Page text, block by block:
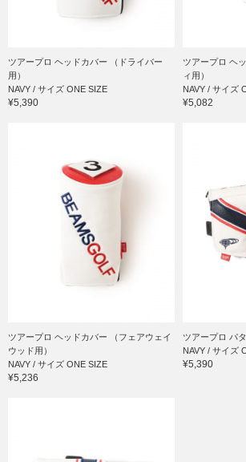
ツアープロ ヘッドカバー （ドライバー
用）
NAVY / サイズ ONE SIZE
¥5,390
ツアープロ ヘ
ィ用）
NAVY / サイズ
¥5,082
ツアープロ ヘッドカバー （フェアウェイ
ウッド用）
NAVY / サイズ ONE SIZE
¥5,236
ツアープロ パ
NAVY / サイズ
¥5,390